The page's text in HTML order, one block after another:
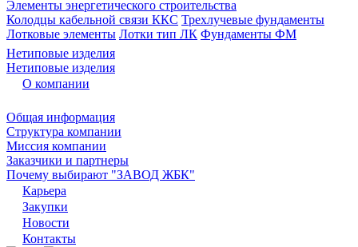
Элементы энергетического строительства
Колодцы кабельной связи ККС Трехлучевые фундаменты
Лотковые элементы Лотки тип ЛК Фундаменты ФМ
Нетиповые изделия
Нетиповые изделия
О компании
Общая информация
Структура компании
Миссия компании
Заказчики и партнеры
Почему выбирают "ЗАВОД ЖБК"
Карьера
Закупки
Новости
Контакты